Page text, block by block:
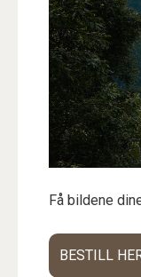
Få bildene
BESTILL